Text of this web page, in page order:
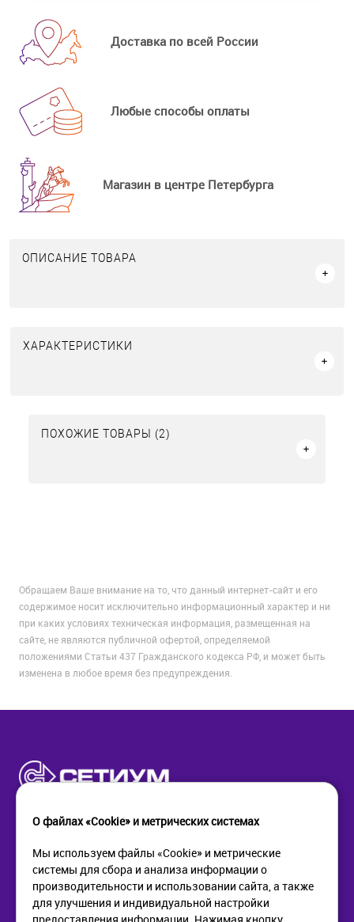
Доставка по всей России
Любые способы оплаты
Магазин в центре Петербурга
ОПИСАНИЕ ТОВАРА
ХАРАКТЕРИСТИКИ
ПОХОЖИЕ ТОВАРЫ (2)
Обращаем Ваше внимание на то, что данный интернет-сайт и его
содержимое носит исключительно информационный характер и ни
при каких условиях техническая информация, размещенная на
сайте, не являются публичной офертой, определяемой
положениями Статьи 437 Гражданского кодекса РФ, и может быть
изменена в любое время без предупреждения.
КОМПАНИЯ
О компании
Новости
ПОМОЩЬ
Как купить
Доставка
О файлах «Cookie» и метрических системах
Мы используем файлы «Cookie» и метрические
системы для сбора и анализа информации о
производительности и использовании сайта, а также
для улучшения и индивидуальной настройки